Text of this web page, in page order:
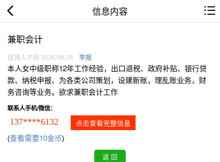
信息内容
兼职会计
盘锦人才网 2026.08.08 举报
本人女中级职称12年工作经验，出口退税、政府补贴、银行贷
款、纳税申报、为各类公司策划，设建新账，理乱账业务，财
务咨询等业务。欲求兼职会计工作
联系人手机/微信：
137****6132 点击查看完整信息
(查看需要10金币)